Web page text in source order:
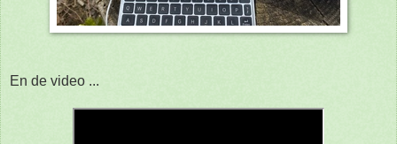
En de video ...